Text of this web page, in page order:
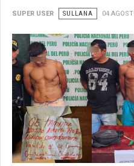
SUPER USER SULLANA 04